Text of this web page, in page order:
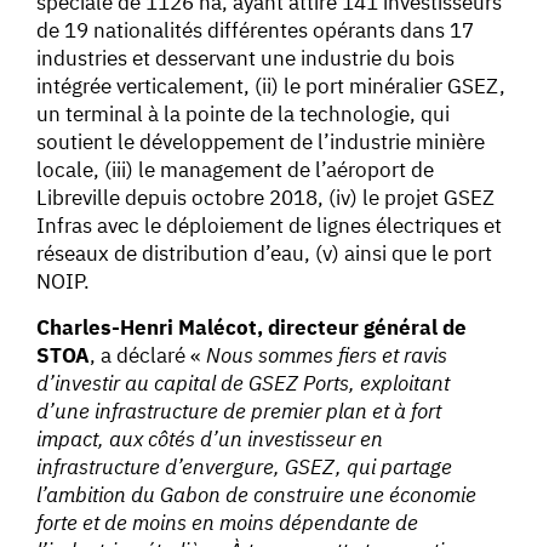
de 19 nationalités différentes opérants dans 17
industries et desservant une industrie du bois
intégrée verticalement, (ii) le port minéralier GSEZ,
un terminal à la pointe de la technologie, qui
soutient le développement de l’industrie minière
locale, (iii) le management de l’aéroport de
Libreville depuis octobre 2018, (iv) le projet GSEZ
Infras avec le déploiement de lignes électriques et
réseaux de distribution d’eau, (v) ainsi que le port
NOIP.
Charles-Henri Malécot, directeur général de
STOA, a déclaré « Nous sommes fiers et ravis
d’investir au capital de GSEZ Ports, exploitant
d’une infrastructure de premier plan et à fort
impact, aux côtés d’un investisseur en
infrastructure d’envergure, GSEZ, qui partage
l’ambition du Gabon de construire une économie
forte et de moins en moins dépendante de